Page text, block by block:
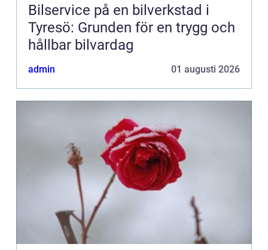
Bilservice på en bilverkstad i
Tyresö: Grunden för en trygg och
hållbar bilvardag
admin 01 augusti 2026